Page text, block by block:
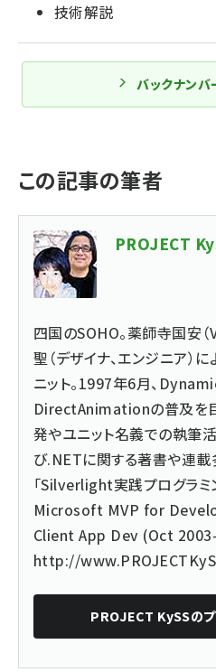
技術解説
バックナンバ
この記事の筆者
PROJECT
四国のSOHO。薬師寺国安（
聖（デザイナ、エンジニア）
ニット。1997年6月、
DirectAnimationの普及を
発やユニット名義での執筆
び.NETに関する著書や連載
「Silverlight実践プログラミ
Microsoft MVP for
Client App Dev (Oct 2003-
http://
PROJECT KySSの